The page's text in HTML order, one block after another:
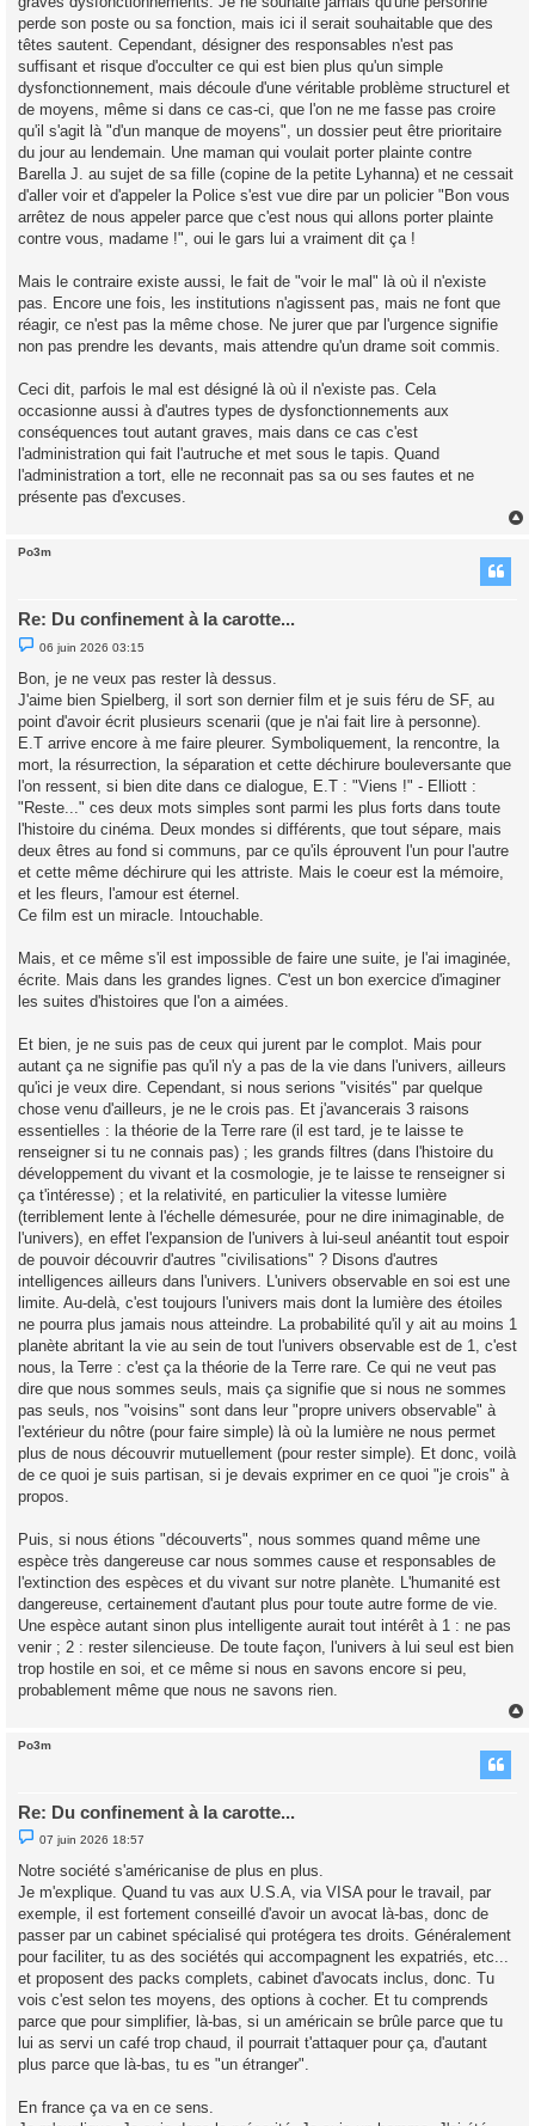
perde son poste ou sa fonction, mais ici il serait souhaitable que des
têtes sautent. Cependant, désigner des responsables n'est pas
suffisant et risque d'occulter ce qui est bien plus qu'un simple
dysfonctionnement, mais découle d'une véritable problème structurel et
de moyens, même si dans ce cas-ci, que l'on ne me fasse pas croire
qu'il s'agit là "d'un manque de moyens", un dossier peut être prioritaire
du jour au lendemain. Une maman qui voulait porter plainte contre
Barella J. au sujet de sa fille (copine de la petite Lyhanna) et ne cessait
d'aller voir et d'appeler la Police s'est vue dire par un policier "Bon vous
arrêtez de nous appeler parce que c'est nous qui allons porter plainte
contre vous, madame !", oui le gars lui a vraiment dit ça !
Mais le contraire existe aussi, le fait de "voir le mal" là où il n'existe
pas. Encore une fois, les institutions n'agissent pas, mais ne font que
réagir, ce n'est pas la même chose. Ne jurer que par l'urgence signifie
non pas prendre les devants, mais attendre qu'un drame soit commis.
Ceci dit, parfois le mal est désigné là où il n'existe pas. Cela
occasionne aussi à d'autres types de dysfonctionnements aux
conséquences tout autant graves, mais dans ce cas c'est
l'administration qui fait l'autruche et met sous le tapis. Quand
l'administration a tort, elle ne reconnait pas sa ou ses fautes et ne
présente pas d'excuses.
Po3m
Re: Du confinement à la carotte...
M
e
s
a
g
e
n
n
l
06 juin 2026 03:15
Bon, je ne veux pas rester là dessus.
J'aime bien Spielberg, il sort son dernier film et je suis féru de SF, au
point d'avoir écrit plusieurs scenarii (que je n'ai fait lire à personne).
E.T arrive encore à me faire pleurer. Symboliquement, la rencontre, la
mort, la résurrection, la séparation et cette déchirure bouleversante que
l'on ressent, si bien dite dans ce dialogue, E.T : "Viens !" - Elliott :
"Reste..." ces deux mots simples sont parmi les plus forts dans toute
l'histoire du cinéma. Deux mondes si différents, que tout sépare, mais
deux êtres au fond si communs, par ce qu'ils éprouvent l'un pour l'autre
et cette même déchirure qui les attriste. Mais le coeur est la mémoire,
et les fleurs, l'amour est éternel.
Ce film est un miracle. Intouchable.
Mais, et ce même s'il est impossible de faire une suite, je l'ai imaginée,
écrite. Mais dans les grandes lignes. C'est un bon exercice d'imaginer
les suites d'histoires que l'on a aimées.
Et bien, je ne suis pas de ceux qui jurent par le complot. Mais pour
autant ça ne signifie pas qu'il n'y a pas de la vie dans l'univers, ailleurs
qu'ici je veux dire. Cependant, si nous serions "visités" par quelque
chose venu d'ailleurs, je ne le crois pas. Et j'avancerais 3 raisons
essentielles : la théorie de la Terre rare (il est tard, je te laisse te
renseigner si tu ne connais pas) ; les grands filtres (dans l'histoire du
développement du vivant et la cosmologie, je te laisse te renseigner si
ça t'intéresse) ; et la relativité, en particulier la vitesse lumière
(terriblement lente à l'échelle démesurée, pour ne dire inimaginable, de
l'univers), en effet l'expansion de l'univers à lui-seul anéantit tout espoir
de pouvoir découvrir d'autres "civilisations" ? Disons d'autres
intelligences ailleurs dans l'univers. L'univers observable en soi est une
limite. Au-delà, c'est toujours l'univers mais dont la lumière des étoiles
ne pourra plus jamais nous atteindre. La probabilité qu'il y ait au moins 1
planète abritant la vie au sein de tout l'univers observable est de 1, c'est
nous, la Terre : c'est ça la théorie de la Terre rare. Ce qui ne veut pas
dire que nous sommes seuls, mais ça signifie que si nous ne sommes
pas seuls, nos "voisins" sont dans leur "propre univers observable" à
l'extérieur du nôtre (pour faire simple) là où la lumière ne nous permet
plus de nous découvrir mutuellement (pour rester simple). Et donc, voilà
de ce quoi je suis partisan, si je devais exprimer en ce quoi "je crois" à
propos.
Puis, si nous étions "découverts", nous sommes quand même une
espèce très dangereuse car nous sommes cause et responsables de
l'extinction des espèces et du vivant sur notre planète. L'humanité est
dangereuse, certainement d'autant plus pour toute autre forme de vie.
Une espèce autant sinon plus intelligente aurait tout intérêt à 1 : ne pas
venir ; 2 : rester silencieuse. De toute façon, l'univers à lui seul est bien
trop hostile en soi, et ce même si nous en savons encore si peu,
probablement même que nous ne savons rien.
Po3m
Re: Du confinement à la carotte...
M
e
s
a
e
n
n
l
u
07 juin 2026 18:57
Notre société s'américanise de plus en plus.
Je m'explique. Quand tu vas aux U.S.A, via VISA pour le travail, par
exemple, il est fortement conseillé d'avoir un avocat là-bas, donc de
passer par un cabinet spécialisé qui protégera tes droits. Généralement
pour faciliter, tu as des sociétés qui accompagnent les expatriés, etc...
et proposent des packs complets, cabinet d'avocats inclus, donc. Tu
vois c'est selon tes moyens, des options à cocher. Et tu comprends
parce que pour simplifier, là-bas, si un américain se brûle parce que tu
lui as servi un café trop chaud, il pourrait t'attaquer pour ça, d'autant
plus parce que là-bas, tu es "un étranger".
En france ça va en ce sens.